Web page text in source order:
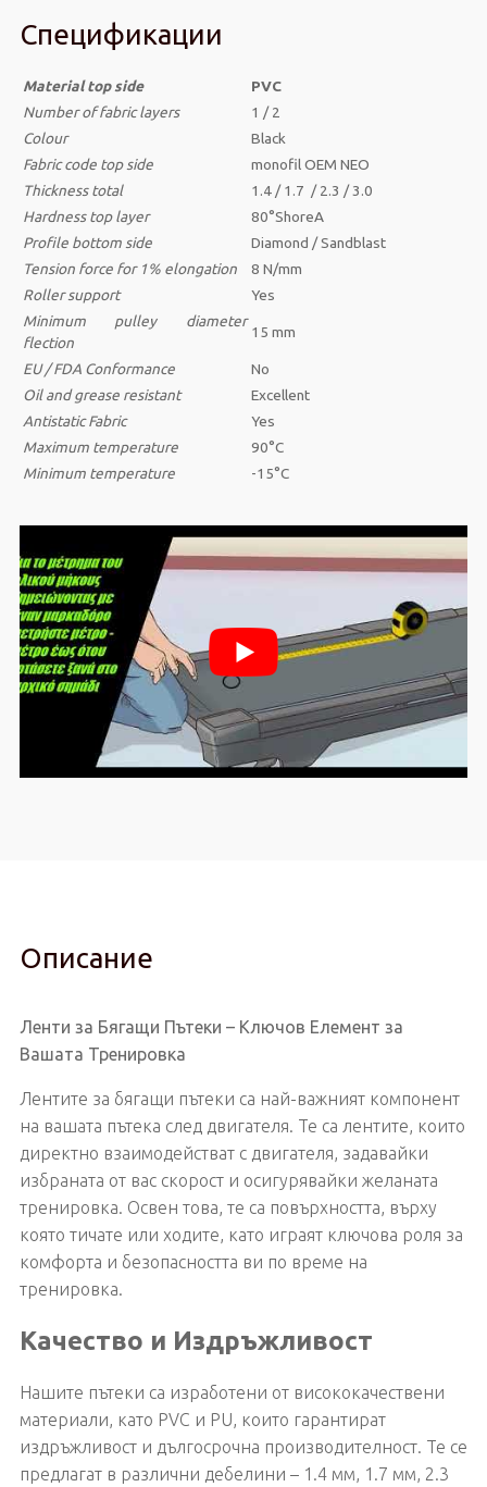
Спецификации
Material top side
PVC
Number of fabric layers
1 / 2
Colour
Black
Fabric code top side
monofil OEM NEO
Thicknesstotal
1.4 / 1.7 / 2.3 / 3.0
Hardness top layer
80°ShoreA
Profile bottom side
Diamond / Sandblast
Tension force for 1% elongation
8 N/mm
Roller support
Yes
Minimum pulley diameter
flection
15 mm
EU / FDA Conformance
No
Oil and grease resistant
Excellent
AntistaticFabric
Yes
Maximum temperature
90°C
Minimum temperature
-15°C
Описание
Ленти за Бягащи Пътеки – Ключов Елемент за
Вашата Тренировка
Лентите за бягащи пътеки са най-важният компонент
на вашата пътека след двигателя. Те са лентите, които
директно взаимодействат с двигателя, задавайки
избраната от вас скорост и осигурявайки желаната
тренировка. Освен това, те са повърхността, върху
която тичате или ходите, като играят ключова роля за
комфорта и безопасността ви по време на
тренировка.
Качество и Издръжливост
Нашите пътеки са изработени от висококачествени
материали, като PVC и PU, които гарантират
издръжливост и дългосрочна производителност. Те се
предлагат в различни дебелини – 1.4 мм, 1.7 мм, 2.3